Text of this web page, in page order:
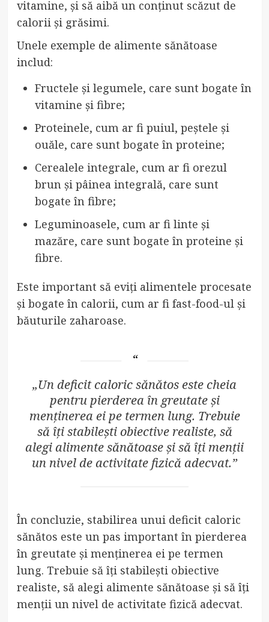
vitamine, și să aibă un conținut scăzut de
calorii și grăsimi.
Unele exemple de alimente sănătoase
includ:
Fructele și legumele, care sunt bogate în
vitamine și fibre;
Proteinele, cum ar fi puiul, peștele și
ouăle, care sunt bogate în proteine;
Cerealele integrale, cum ar fi orezul
brun și pâinea integrală, care sunt
bogate în fibre;
Leguminoasele, cum ar fi linte și
mazăre, care sunt bogate în proteine și
fibre.
Este important să eviți alimentele procesate
și bogate în calorii, cum ar fi fast-food-ul și
băuturile zaharoase.
„Un deficit caloric sănătos este cheia
pentru pierderea în greutate și
menținerea ei pe termen lung. Trebuie
să îți stabilești obiective realiste, să
alegi alimente sănătoase și să îți menții
un nivel de activitate fizică adecvat.”
În concluzie, stabilirea unui deficit caloric
sănătos este un pas important în pierderea
în greutate și menținerea ei pe termen
lung. Trebuie să îți stabilești obiective
realiste, să alegi alimente sănătoase și să îți
menții un nivel de activitate fizică adecvat.